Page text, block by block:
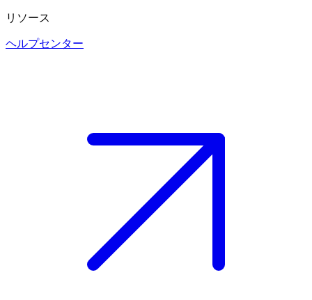
リソース
ヘルプセンター